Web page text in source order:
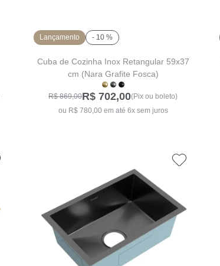
Lançamento - 10 %
Cuba de Cozinha Inox Retangular 59x37
cm (Nara Grafite Fosca)
R$ 869,00R$ 702,00(Pix ou boleto)
ou R$ 780,00 em até 6x sem juros